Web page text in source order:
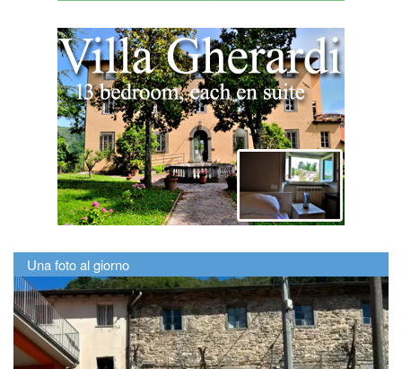
Una foto al giorno